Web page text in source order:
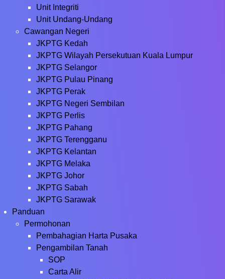
Unit Integriti
Unit Undang-Undang
Cawangan Negeri
JKPTG Kedah
JKPTG Wilayah Persekutuan Kuala Lumpur
JKPTG Selangor
JKPTG Pulau Pinang
JKPTG Perak
JKPTG Negeri Sembilan
JKPTG Perlis
JKPTG Pahang
JKPTG Terengganu
JKPTG Kelantan
JKPTG Melaka
JKPTG Johor
JKPTG Sabah
JKPTG Sarawak
Panduan
Permohonan
Pembahagian Harta Pusaka
Pengambilan Tanah
SOP
Carta Alir